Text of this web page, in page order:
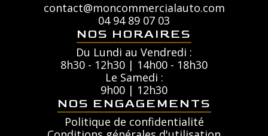
contact@moncommercialauto.com
04 94 89 07 03
NOS HORAIRES
Du Lundi au Vendredi :
8h30 - 12h30 | 14h00 - 18h30
Le Samedi :
9h00 | 12h30
NOS ENGAGEMENTS
Politique de confidentialité